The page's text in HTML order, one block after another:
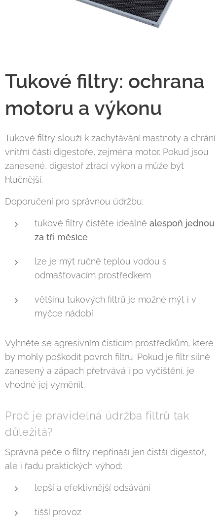
Tukové filtry: ochrana
motoru a výkonu
Tukové filtry slouží k zachytávání mastnoty a chrání
vnitřní části digestoře, zejména motor. Pokud jsou
zanesené, digestoř ztrácí výkon a může být
hlučnější.
Doporučení pro správnou údržbu:
tukové filtry čistěte ideálně alespoň jednou
za tři měsíce
lze je mýt ručně teplou vodou s
odmašťovacím prostředkem
většinu tukových filtrů je možné mýt i v
myčce nádobí
Vyhněte se agresivním čisticím prostředkům, které
by mohly poškodit povrch filtru. Pokud je filtr silně
zanesený a zápach přetrvává i po vyčištění, je
vhodné jej vyměnit.
Proč je pravidelná údržba filtrů tak
důležitá?
Správná péče o filtry nepřináší jen čistší digestoř,
ale i řadu praktických výhod:
lepší a efektivnější odsávání
tišší provoz